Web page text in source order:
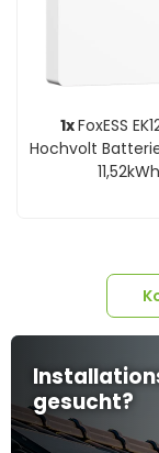
1xFoxESS
Hochvolt
11,52kWh
13xTrina
gesucht?